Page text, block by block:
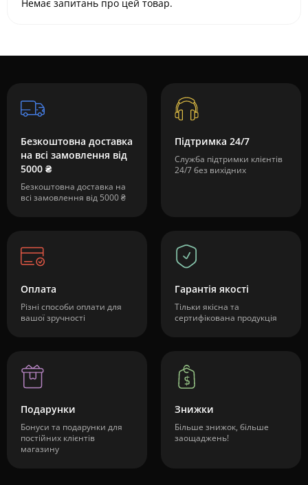
Немає запитань про цей товар.
Безкоштовна доставка
на всі замовлення від
5000 ₴
Безкоштовна доставка на
всі замовлення від 5000 ₴
Підтримка 24/7
Служба підтримки клієнтів
24/7 без вихідних
Оплата
Різні способи оплати для
вашої зручності
Гарантія якості
Тільки якісна та
сертифікована продукція
Подарунки
Бонуси та подарунки для
постійних клієнтів
магазину
Знижки
Більше знижок, більше
заощаджень!